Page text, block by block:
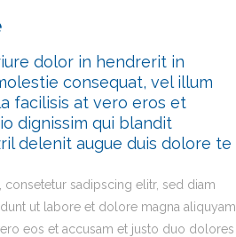
dolor in hendrerit in
consequat, vel illum
facilisis at vero eros et
dignissim qui blandit
delenit augue duis dolore te
sadipscing elitr, sed diam
ut labore et dolore magna aliquyam
eos et accusam et justo duo dolores